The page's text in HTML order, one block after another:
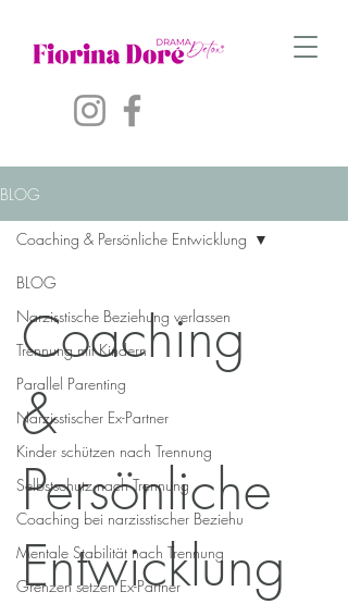
BLOG
BLOG
Narzisstische Beziehung verlassen
Trennung mit Kindern
Parallel Parenting
Narzisstischer Ex-Partner
Kinder schützen nach Trennung
Selbstschutz nach Trennung
Coaching bei narzisstischer Beziehu
Mentale Stabilität nach Trennung
Grenzen setzen Ex-Partner
Coaching & Persönliche Entwicklung
Coaching
&
Persönliche
Entwicklung